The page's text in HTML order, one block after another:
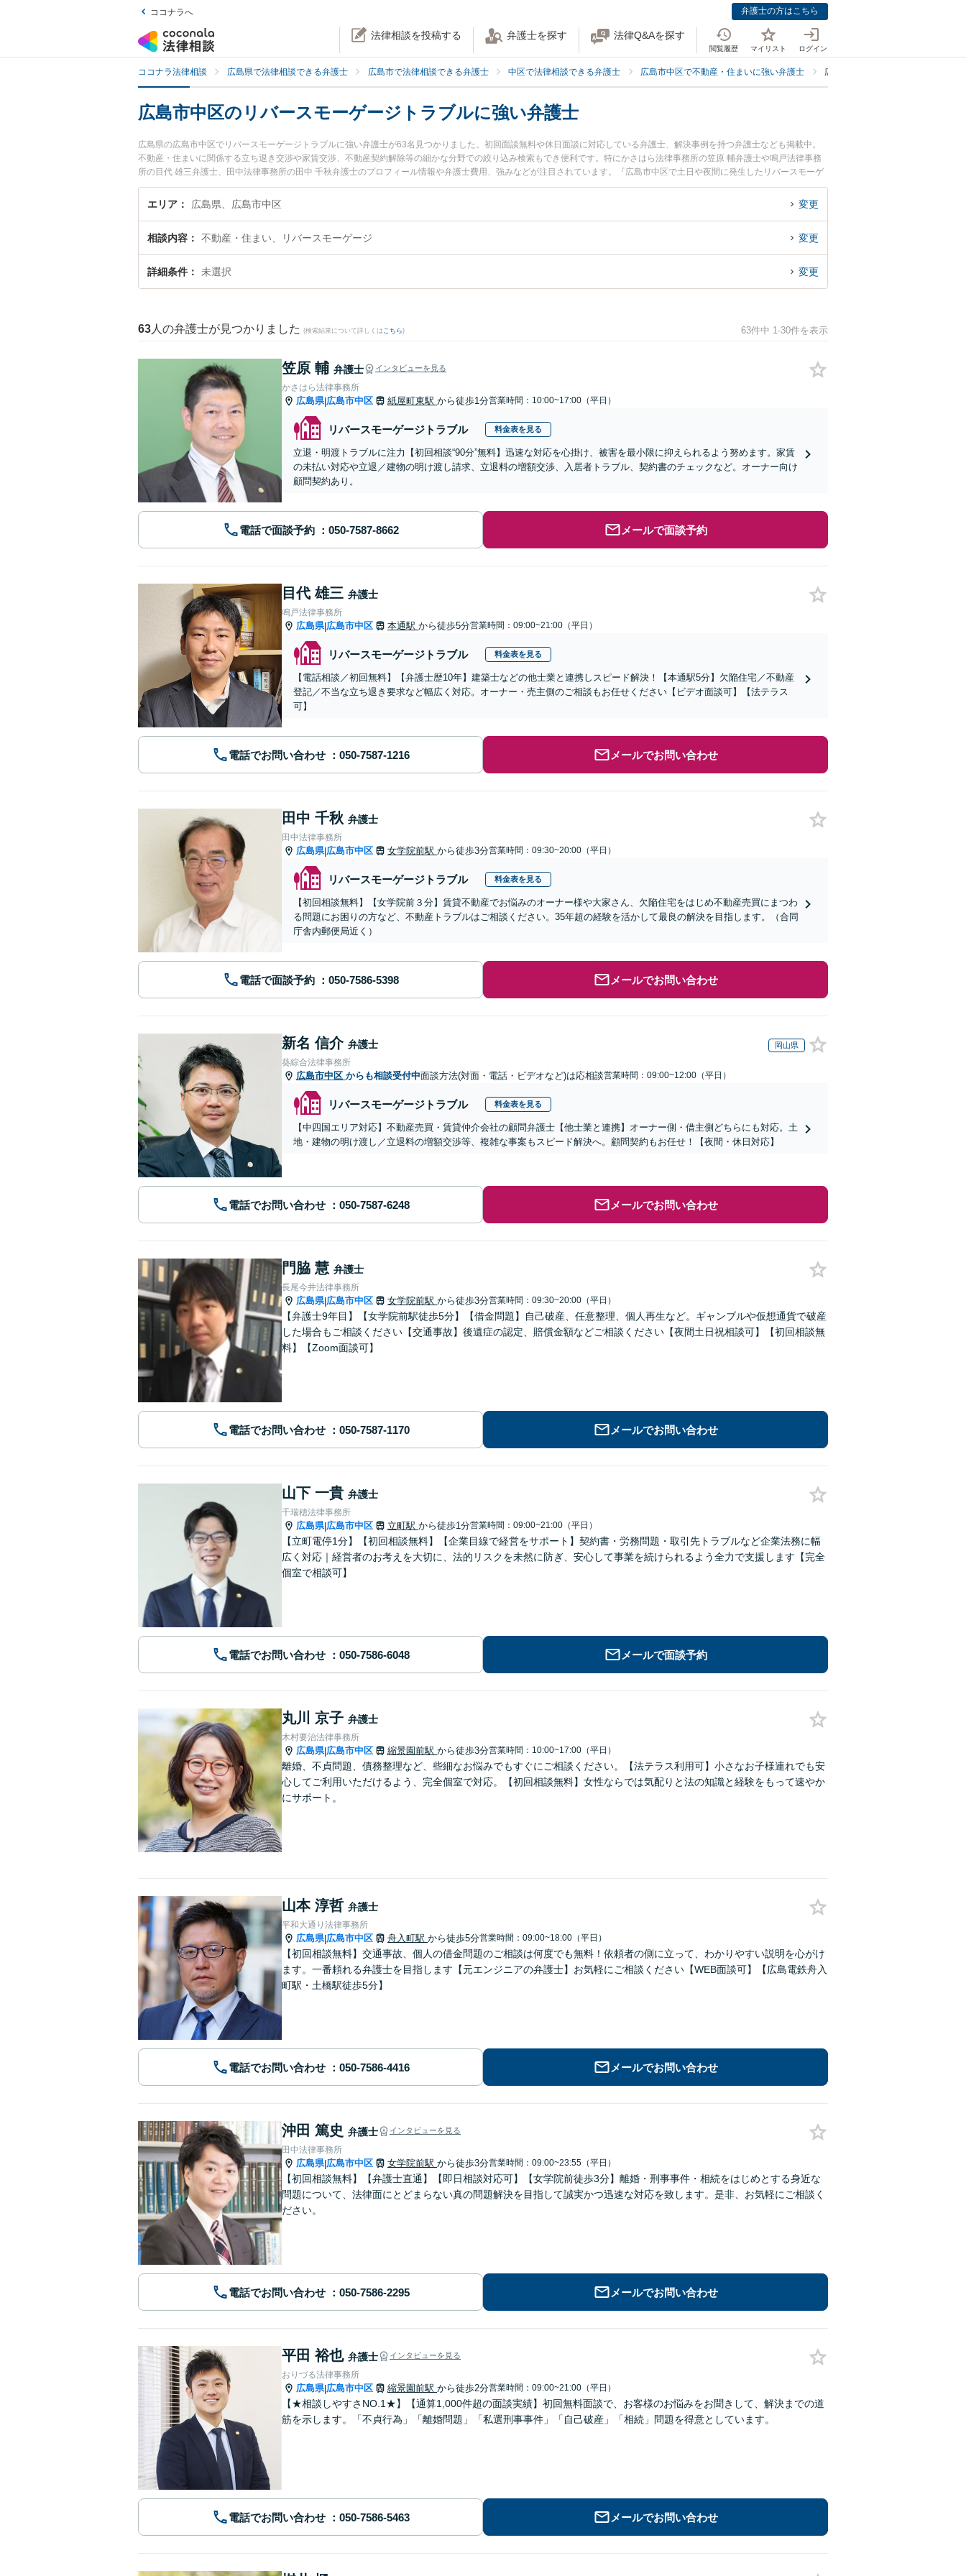
ココナラへ 弁護士の方はこちら
法律相談を投稿する 弁護士を探す 法律Q&Aを探す
閲覧履歴 マイリスト ログイン
ココナラ法律相談 広島県で法律相談できる弁護士 広島市で法律相談できる弁護士 中区で法律相談できる弁護士 広島市中区で不動産・住まいに強い弁護士 広島市中区でリバースモーゲージに
広島市中区のリバースモーゲージトラブルに強い弁護士
広島県の広島市中区でリバースモーゲージトラブルに強い弁護士が63名見つかりました。初回面談無料や休日面談に対応している弁護士、解決事例を持つ弁護士なども掲載中。
不動産・住まいに関係する立ち退き交渉や家賃交渉、不動産契約解除等の細かな分野での絞り込み検索もでき便利です。特にかさはら法律事務所の笠原 輔弁護士や鳴戸法律事務
所の目代 雄三弁護士、田中法律事務所の田中 千秋弁護士のプロフィール情報や弁護士費用、強みなどが注目されています。『広島市中区で土日や夜間に発生したリバースモーゲ
ージトラブルのトラブルを今すぐに弁護士に相談したい』『リバースモーゲージトラブルのトラブル解決の実績豊富な近くの弁護士を検索したい』『初回相談無料でリバースモー
ゲージトラブルを法律相談できる広島市中区内の弁護士に相談予約したい』などでお困りの相談者さんにおすすめです。
エリア 広島県、広島市中区 変更
相談内容 不動産・住まい、リバースモーゲージ 変更
詳細条件 未選択 変更
63 人の弁護士が見つかりました (検索結果について詳しくは こちら) 63件中 1-30件を表示
笠原 輔 弁護士 インタビューを見る
かさはら法律事務所
広島県|広島市中区 紙屋町東駅 から徒歩1分営業時間：10:00~17:00（平日）
リバースモーゲージトラブル 料金表を見る
立退・明渡トラブルに注力【初回相談“90分”無料】迅速な対応を心掛け、被害を最小限に抑えられるよう努めます。家賃
の未払い対応や立退／建物の明け渡し請求、立退料の増額交渉、入居者トラブル、契約書のチェックなど。オーナー向け
顧問契約あり。
電話で面談予約 メールで面談予約
目代 雄三 弁護士
鳴戸法律事務所
広島県|広島市中区 本通駅 から徒歩5分営業時間：09:00~21:00（平日）
リバースモーゲージトラブル 料金表を見る
【電話相談／初回無料】【弁護士歴10年】建築士などの他士業と連携しスピード解決！【本通駅5分】欠陥住宅／不動産
登記／不当な立ち退き要求など幅広く対応。オーナー・売主側のご相談もお任せください【ビデオ面談可】【法テラス
可】
電話でお問い合わせ メールでお問い合わせ
田中 千秋 弁護士
田中法律事務所
広島県|広島市中区 女学院前駅 から徒歩3分営業時間：09:30~20:00（平日）
リバースモーゲージトラブル 料金表を見る
【初回相談無料】【女学院前３分】賃貸不動産でお悩みのオーナー様や大家さん、欠陥住宅をはじめ不動産売買にまつわ
る問題にお困りの方など、不動産トラブルはご相談ください。35年超の経験を活かして最良の解決を目指します。（合同
庁舎内郵便局近く）
電話で面談予約 メールでお問い合わせ
新名 信介 弁護士 岡山県
葵綜合法律事務所
広島市中区 からも相談受付中面談方法(対面・電話・ビデオなど)は応相談営業時間：09:00~12:00（平日）
リバースモーゲージトラブル 料金表を見る
【中四国エリア対応】不動産売買・賃貸仲介会社の顧問弁護士【他士業と連携】オーナー側・借主側どちらにも対応。土
地・建物の明け渡し／立退料の増額交渉等、複雑な事案もスピード解決へ。顧問契約もお任せ！【夜間・休日対応】
電話でお問い合わせ メールでお問い合わせ
門脇 慧 弁護士
長尾今井法律事務所
広島県|広島市中区 女学院前駅 から徒歩3分営業時間：09:30~20:00（平日）
【弁護士9年目】【女学院前駅徒歩5分】【借金問題】自己破産、任意整理、個人再生など。ギャンブルや仮想通貨で破産
した場合もご相談ください【交通事故】後遺症の認定、賠償金額などご相談ください【夜間土日祝相談可】【初回相談無
料】【Zoom面談可】
電話でお問い合わせ メールでお問い合わせ
山下 一貴 弁護士
千瑞穂法律事務所
広島県|広島市中区 立町駅 から徒歩1分営業時間：09:00~21:00（平日）
【立町電停1分】【初回相談無料】【企業目線で経営をサポート】契約書・労務問題・取引先トラブルなど企業法務に幅
広く対応｜経営者のお考えを大切に、法的リスクを未然に防ぎ、安心して事業を続けられるよう全力で支援します【完全
個室で相談可】
電話でお問い合わせ メールで面談予約
丸川 京子 弁護士
木村要治法律事務所
広島県|広島市中区 縮景園前駅 から徒歩3分営業時間：10:00~17:00（平日）
離婚、不貞問題、債務整理など、些細なお悩みでもすぐにご相談ください。【法テラス利用可】小さなお子様連れでも安
心してご利用いただけるよう、完全個室で対応。【初回相談無料】女性ならでは気配りと法の知識と経験をもって速やか
にサポート。
山本 淳哲 弁護士
平和大通り法律事務所
広島県|広島市中区 舟入町駅 から徒歩5分営業時間：09:00~18:00（平日）
【初回相談無料】交通事故、個人の借金問題のご相談は何度でも無料！依頼者の側に立って、わかりやすい説明を心がけ
ます。一番頼れる弁護士を目指します【元エンジニアの弁護士】お気軽にご相談ください【WEB面談可】【広島電鉄舟入
町駅・土橋駅徒歩5分】
電話でお問い合わせ メールでお問い合わせ
沖田 篤史 弁護士 インタビューを見る
田中法律事務所
広島県|広島市中区 女学院前駅 から徒歩3分営業時間：09:00~23:55（平日）
【初回相談無料】【弁護士直通】【即日相談対応可】【女学院前徒歩3分】離婚・刑事事件・相続をはじめとする身近な
問題について、法律面にとどまらない真の問題解決を目指して誠実かつ迅速な対応を致します。是非、お気軽にご相談く
ださい。
電話でお問い合わせ メールでお問い合わせ
平田 裕也 弁護士 インタビューを見る
おりづる法律事務所
広島県|広島市中区 縮景園前駅 から徒歩2分営業時間：09:00~21:00（平日）
【★相談しやすさNO.1★】【通算1,000件超の面談実績】初回無料面談で、お客様のお悩みをお聞きして、解決までの道
筋を示します。「不貞行為」「離婚問題」「私選刑事事件」「自己破産」「相続」問題を得意としています。
電話でお問い合わせ メールでお問い合わせ